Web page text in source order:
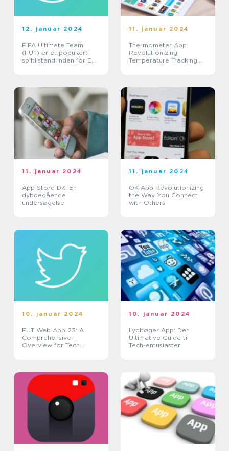
12. januar 2024
FIFA Ultimate Team
(FUT) er et populært
spiltilstand inden for EA
opbygge deres
drømmehold v...
11. januar 2024
Thermometer App:
Revolutionizing
Temperature Tracking
11. januar 2024
App Store DK: En
dybdegående
undersøgelse
11. januar 2024
OK App Revolutionizing
the Way You Connect
with Others
10. januar 2024
FUT Web App 23: A
Comprehensive
Overview for Tech
10. januar 2024
Lydbøger App: Den
Ultimative Guide til
Tech-entusiaster